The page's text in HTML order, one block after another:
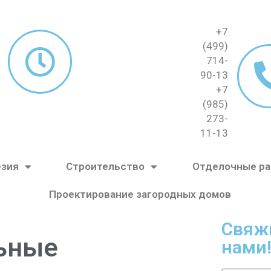
+7
(499)
714-
90-13
+7
(985)
273-
11-13
Строительство Отделочные
Проектирование загородных домов